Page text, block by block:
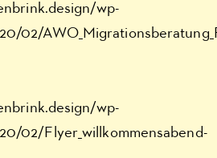
wp-
02/
wp-
02/Flyer_willkommensabend-